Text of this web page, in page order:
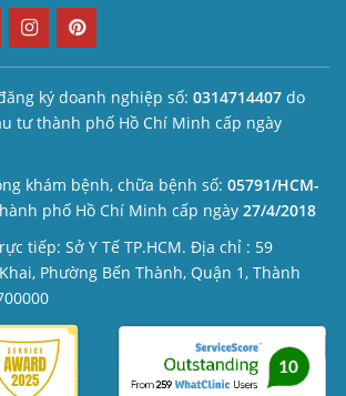
ký doanh nghiệp số: 0314714407 do
tư thành phố Hồ Chí Minh cấp ngày
khám bệnh, chữa bệnh số: 05791/HCM-
phố Hồ Chí Minh cấp ngày 27/4/2018
tiếp: Sở Y Tế TP.HCM. Địa chỉ : 59
Phường Bến Thành, Quận 1, Thành